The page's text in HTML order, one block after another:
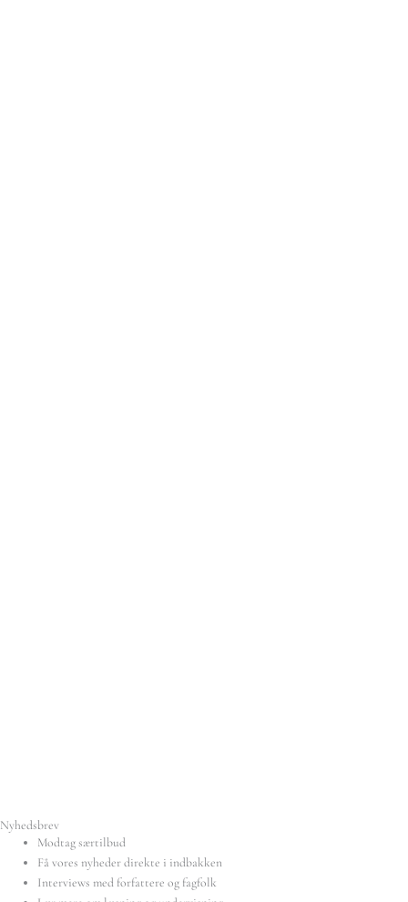
Nyhedsbrev
Modtag særtilbud
Få vores nyheder direkte i indbakken
Interviews med forfattere og fagfolk